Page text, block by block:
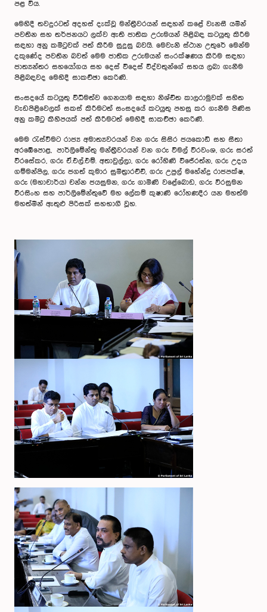
පළ විය.
මෙහිදී තවදුරටත් අදහස් දැක්වූ මන්ත්‍රීවරයන් සඳහන් කළේ වැනසී යමින්
පවතින සහ තර්ජනයට ලක්ව ඇති ජාතික උරුමයන් පිළිබඳ කටයුතු කිරීම
සඳහා අනු කමිටුවක් පත් කිරීම සුදුසු බවයි. මෙවැනි ස්ථාන උතුරේ මෙන්ම
දකුණේද පවතින බවත් මෙම ජාතික උරුමයන් සංරක්ෂණය කිරිම සඳහා
ජාත්‍යන්තර සහයෝගය සහ දෙස් විදෙස් විද්වතුන්ගේ සහය ලබා ගැනීම
පිළිබඳවද මෙහිදී සාකච්ඡා කෙරිණි.
සංසදයේ කටයුතු විධිමත්ව ගෙනයාම සඳහා නිශ්චිත කාලරාමුවක් සහිත
වැඩපිළිවෙලක් සකස් කිරීමටත් සංසදයේ කටයුතු පහසු කර ගැනීම පිණිස
අනු කමිටු කිහිපයක් පත් කිරීමටත්‍ මෙහිදී සාකච්ඡා කෙරිණි.
මෙම රැස්වීමට රාජ්‍ය අමාත්‍යවරයන් වන ගරු සිසිර ජයකොඩි සහ සීතා
අරඹේපොළ, පාර්ලිමේන්තු මන්ත්‍රීවරයන් වන ගරු විමල් වීරවංශ, ගරු සරත්
වීරසේකර, ගරු ඒ.එල්.එම්. අතාවුල්ලා, ගරු රෝහිණි විජේරත්න, ගරු උදය
ගම්මන්පිල, ගරු ජගත් කුමාර සුමිත්‍රාරච්චි, ගරු උපුල් මහේන්ද්‍ර රාජපක්ෂ,
ගරු (මහාචාර්ය) චන්න ජයසුමන, ගරු ගාමිණි වළේබොඩ, ගරු වීරසුමන
වීරසිංහ සහ පාර්ලිමේන්තුවේ මහ ලේකම් කුෂාණි රෝහණදීර යන මහත්ම
මහත්මීන් ඇතුළු පිරිසක් සහභාගී වූහ.